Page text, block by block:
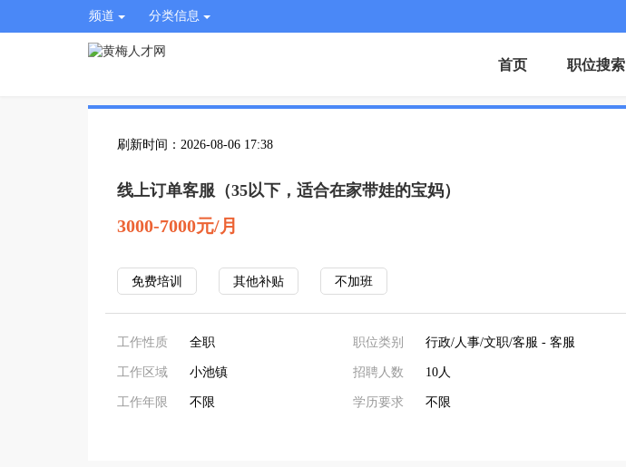
频道 分类信息
首页 职位搜索
刷新时间：2026-08-06 17:38
线上订单客服（35以下，适合在家带娃的宝妈）
3000-7000元/月
免费培训 其他补贴 不加班
工作性质 全职
工作区域 小池镇
工作年限 不限
职位类别 行政/人事/文职/客服 - 客服
招聘人数 10人
学历要求 不限